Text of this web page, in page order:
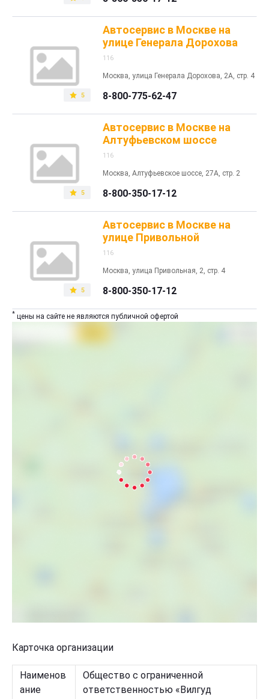
5
Автосервис в Москве на
улице Генерала Дорохова
116
Москва, улица Генерала Дорохова, 2А, стр. 4
8-800-775-62-47
5
Автосервис в Москве на
Алтуфьевском шоссе
116
Москва, Алтуфьевское шоссе, 27А, стр. 2
8-800-350-17-12
5
Автосервис в Москве на
улице Привольной
116
Москва, улица Привольная, 2, стр. 4
8-800-350-17-12
* цены на сайте не являются публичной офертой
Карточка организации
Наименов
ание
Общество с ограниченной
ответственностью «Вилгуд